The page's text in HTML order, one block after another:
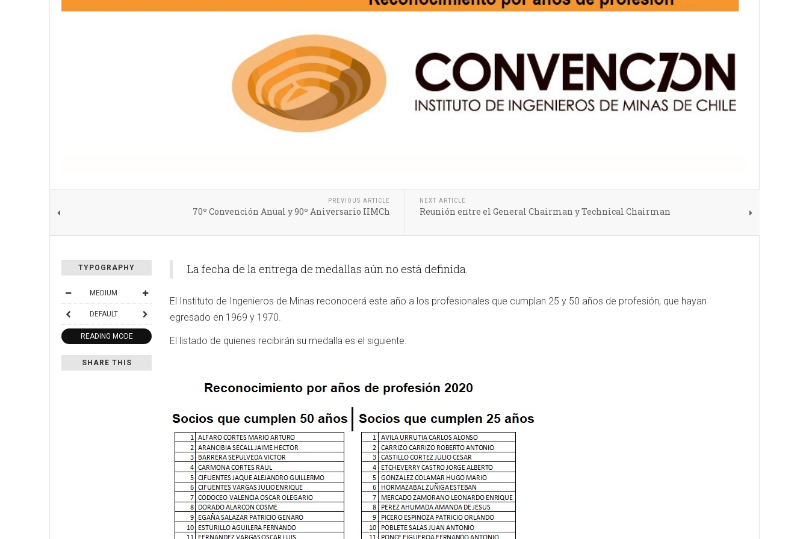
PREVIOUS ARTICLE
70º Convención Anual y 90º Aniversario IIMCh
NEXT ARTICLE
Reunión entre el General Chairman y Technical Chairman
TYPOGRAPHY
MEDIUM
DEFAULT
READING MODE
SHARE THIS
La fecha de la entrega de medallas aún no está definida.
El Instituto de Ingenieros de Minas reconocerá este año a los profesionales que cumplan 25 y 50 años de profesión, que hayan
egresado en 1969 y 1970.
El listado de quienes recibirán su medalla es el siguiente: